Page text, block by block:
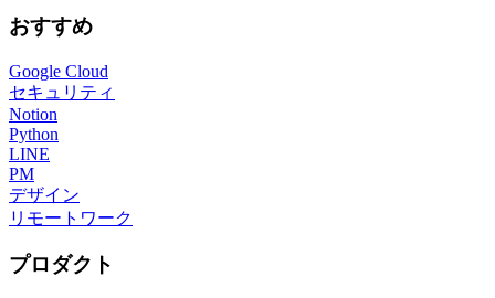
おすすめ
Google Cloud
セキュリティ
Notion
Python
LINE
PM
デザイン
リモートワーク
プロダクト